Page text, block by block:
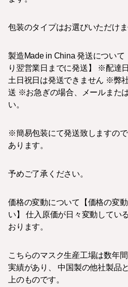
包装のタイプはお選びいただけま
製造Made in China 発送について
り翌営業日までに発送】 ※配達
土日祝日は発送できません ※弊
送 ※お急ぎの場合、メールまた
い。
※簡易包装にて発送致しますの
あります。
予めご了承ください。
価格の変動について【価格の変
い】 仕入原価が日々変動してい
おります。
こちらのマスク生産工場は数年
実績があり、 中国製の他社製品
上のものです。